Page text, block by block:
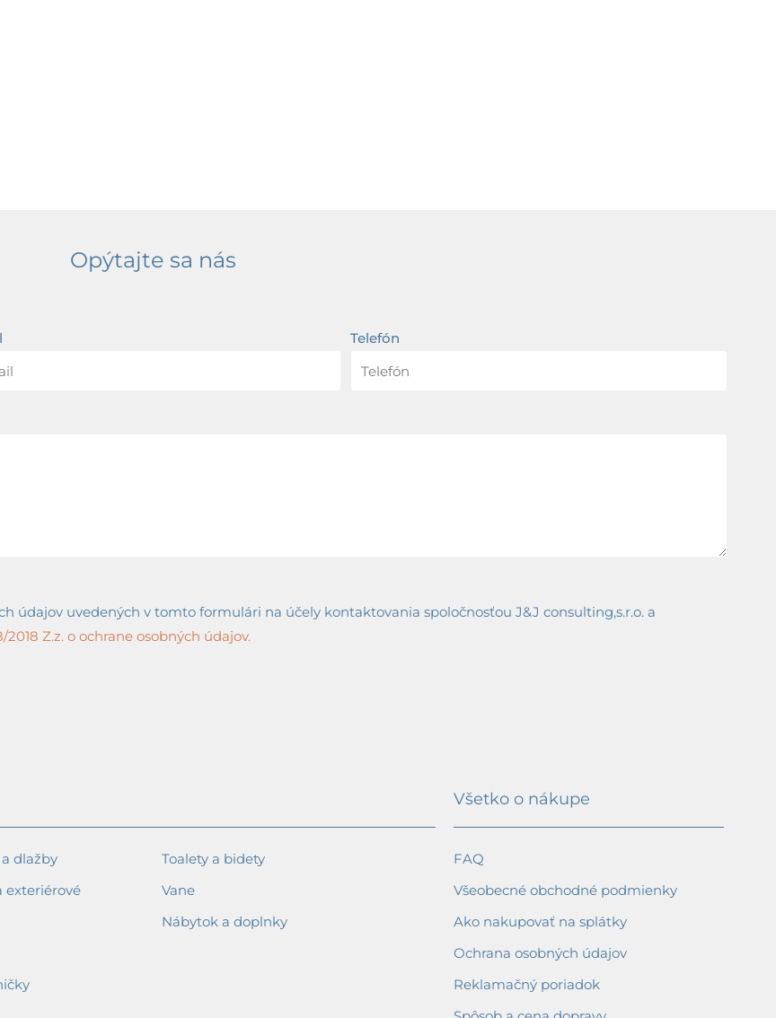
Opýtajte sa nás
Telefón
údajov uvedených v tomto formulári na účely kontaktovania spoločnosťou J&J consulting,s.r.o. a
Z.z. o ochrane osobných údajov.
dlažby
exteriérové
Toalety a bidety
Vane
Nábytok a doplnky
Všetko o nákupe
FAQ
Všeobecné obchodné podmienky
Ako nakupovať na splátky
Ochrana osobných údajov
Reklamačný poriadok